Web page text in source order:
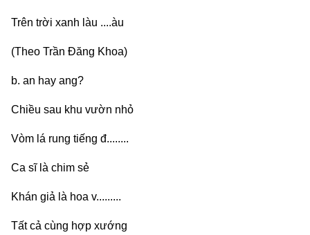
Trên trời xanh làu ....àu
(Theo Trần Đăng Khoa)
b. an hay ang?
Chiều sau khu vườn nhỏ
Vòm lá rung tiếng đ........
Ca sĩ là chim sẻ
Khán giả là hoa v.........
Tất cả cùng hợp xướng